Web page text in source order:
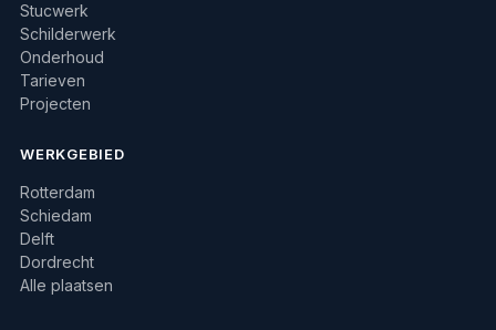
Stucwerk
Schilderwerk
Onderhoud
Tarieven
Projecten
WERKGEBIED
Rotterdam
Schiedam
Delft
Dordrecht
Alle plaatsen